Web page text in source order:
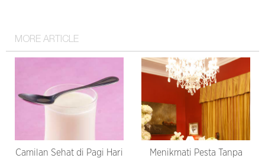
MORE ARTICLE
Camilan Sehat di Pagi Hari
Menikmati Pesta Tanpa